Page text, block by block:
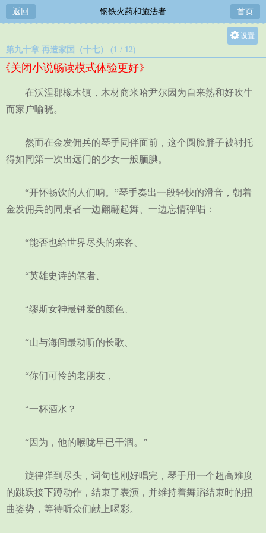
返回 钢铁火药和施法者 首页
设置
中
第九十章 再造家国（十七） (1 / 12)
《关闭小说畅读模式体验更好》
在沃涅郡橡木镇，木材商米哈尹尔因为自来熟和好吹牛
而家户喻晓。
然而在金发佣兵的琴手同伴面前，这个圆脸胖子被衬托
得如同第一次出远门的少女一般腼腆。
“开怀畅饮的人们呐。”琴手奏出一段轻快的滑音，朝着
金发佣兵的同桌者一边翩翩起舞、一边忘情弹唱：
“能否也给世界尽头的来客、
“英雄史诗的笔者、
“缪斯女神最钟爱的颜色、
“山与海间最动听的长歌、
“你们可怜的老朋友，
“一杯酒水？
“因为，他的喉咙早已干涸。”
旋律弹到尽头，词句也刚好唱完，琴手用一个超高难度
的跳跃接下蹲动作，结束了表演，并维持着舞蹈结束时的扭
曲姿势，等待听众们献上喝彩。